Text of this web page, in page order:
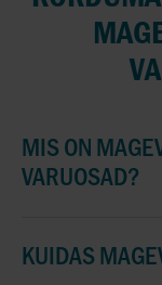
MIS ON
VARUOSAD?
KUIDAS